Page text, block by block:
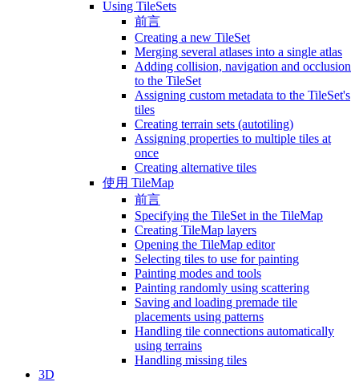
Using TileSets
前言
Creating a new TileSet
Merging several atlases into a single atlas
Adding collision, navigation and occlusion
to the TileSet
Assigning custom metadata to the TileSet's
tiles
Creating terrain sets (autotiling)
Assigning properties to multiple tiles at
once
Creating alternative tiles
使用 TileMap
前言
Specifying the TileSet in the TileMap
Creating TileMap layers
Opening the TileMap editor
Selecting tiles to use for painting
Painting modes and tools
Painting randomly using scattering
Saving and loading premade tile
placements using patterns
Handling tile connections automatically
using terrains
Handling missing tiles
3D